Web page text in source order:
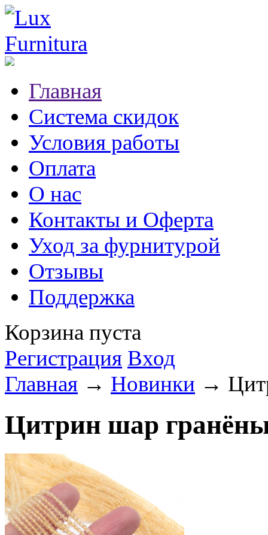
Главная
Система скидок
Условия работы
Оплата
О нас
Контакты и Оферта
Уход за фурнитурой
Отзывы
Поддержка
Корзина пуста
Регистрация Вход
Главная → Новинки →
Цитрин шар